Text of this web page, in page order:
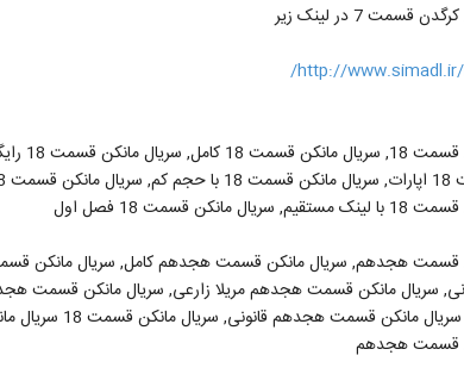
قسمت 7 در لینک زیر
http://www.simadl.ir/
مانکن قسمت 18 فصل اول
قسمت هجدهم, سریال مانکن قسمت هجدهم کامل, سریال مانکن
سریال مانکن قسمت هجدهم مریلا زارعی, سریال مانکن قسمت
قسمت هجدهم